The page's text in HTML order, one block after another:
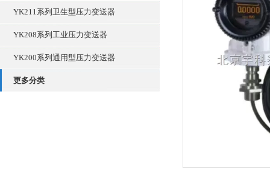
YK211系列卫生型压力变送器
YK208系列工业压力变送器
YK200系列通用型压力变送器
更多分类